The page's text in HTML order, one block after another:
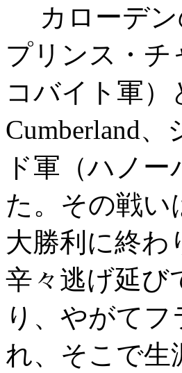
カローデン
プリンス・
コバイト軍）
Cumberland
ド軍（ハノ
た。その戦い
大勝利に終わ
辛々逃げ延び
り、やがて
れ、そこで生